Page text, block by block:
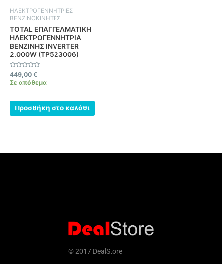
ΗΛΕΚΤΡΟΓΕΝΝΗΤΡΙΕΣ
ΒΕΝΖΙΝΟΚΙΝΗΤΕΣ
TOTAL ΕΠΑΓΓΕΛΜΑΤΙΚΗ
ΗΛΕΚΤΡΟΓΕΝΝΗΤΡΙΑ
ΒΕΝΖΙΝΗΣ INVERTER
2.000W (TP523006)
Βαθμολογήθηκε
με
0
449,00 €
Σε απόθεμα
Προσθήκη στο καλάθι
© 2017 DealStore